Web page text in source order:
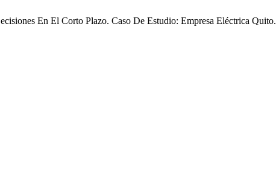
En El Corto Plazo. Caso De Estudio: Empresa Eléctrica Quito.